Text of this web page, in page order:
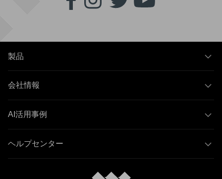
製品
会社情報
AI活用事例
ヘルプセンター